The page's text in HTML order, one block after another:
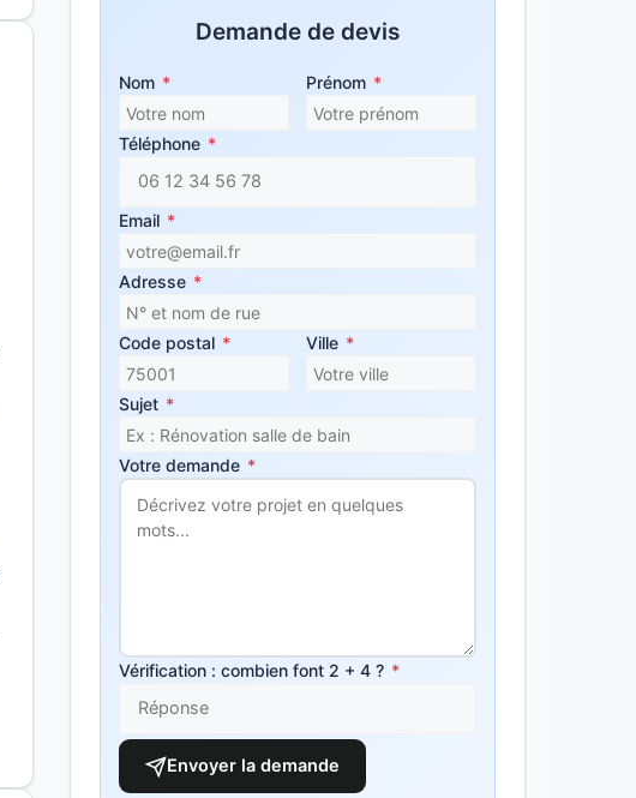
Demande de devis
Nom * Prénom *
Téléphone *
Email *
Adresse *
Code postal * Ville *
Sujet *
Votre demande *
Vérification : combien font 2 + 4 ? *
Envoyer la demande